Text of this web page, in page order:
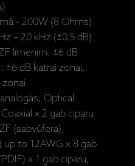
- 200W (8 Ohms)
– 20 kHz (±0.5 dB)
līmenim: ±6 dB
±6 dB katrai zonai,
zonai
Optical
x 2 gab ciparu
(sabvūfera),
to 12AWG x 8 gab
x 1 gab ciparu,